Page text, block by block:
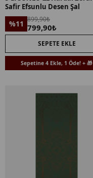
Safir Efsunlu Desen Şal
%11 899,90₺
799,90₺
SEPETE EKLE
Sepetine 4 Ekle, 1 Öde! + 🎁